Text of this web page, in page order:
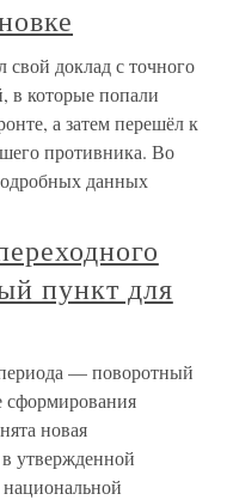
доклад с точного
в которые попали
а затем перешёл к
противника. Во
данных
пункт для
— поворотный
сформирования
новая
утвержденной